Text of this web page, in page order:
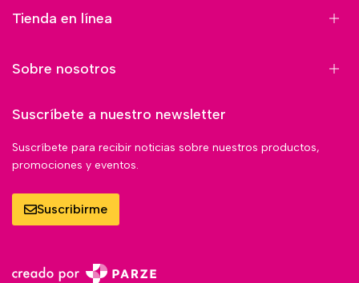
Tienda en línea
Sobre nosotros
Suscríbete a nuestro newsletter
Suscríbete para recibir noticias sobre nuestros productos,
promociones y eventos.
Suscribirme